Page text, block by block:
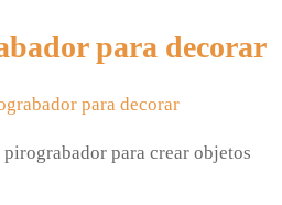
para decorar
para crear objetos